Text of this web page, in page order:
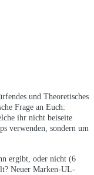
und Theoretisches
Frage an Euch:
ihr nicht beiseite
verwenden, sondern um
ergibt, oder nicht (6
Neuer Marken-UL-